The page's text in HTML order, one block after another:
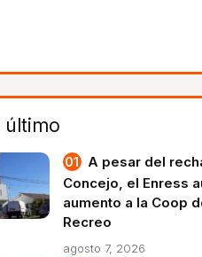
último
A pesar del
Concejo, el Enress
aumento a la Coop
Recreo
agosto 7, 2026